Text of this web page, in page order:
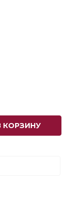
КОРЗИНУ